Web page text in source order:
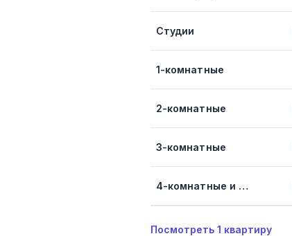
Студии
1-комнатные
2-комнатные
3-комнатные
4-комнатные и более
Посмотреть 1 квартиру